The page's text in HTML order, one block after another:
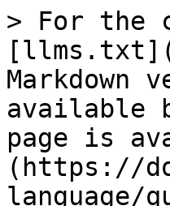
> For the
Markdown
available
page is
(https://